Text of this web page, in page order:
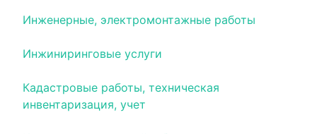
Инженерные, электромонтажные работы
Инжиниринговые услуги
Кадастровые работы, техническая
инвентаризация, учет